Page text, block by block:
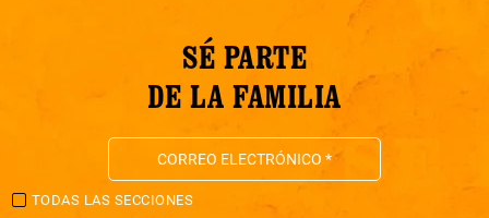
SÉ PARTE
DE LA FAMILIA
TODAS LAS SECCIONES